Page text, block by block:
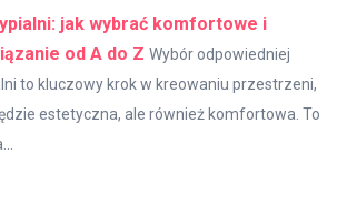
jak wybrać komfortowe i
od A do Z Wybór odpowiedniej
to kluczowy krok w kreowaniu przestrzeni,
estetyczna, ale również komfortowa. To